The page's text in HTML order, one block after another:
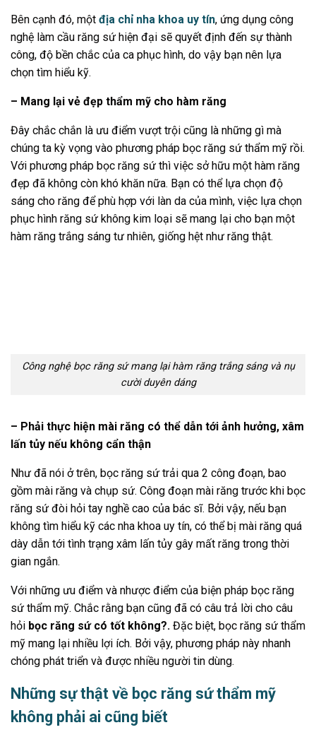
Bên cạnh đó, một địa chỉ nha khoa uy tín, ứng dụng công
nghệ làm cầu răng sứ hiện đại sẽ quyết định đến sự thành
công, độ bền chắc của ca phục hình, do vậy bạn nên lựa
chọn tìm hiểu kỹ.
– Mang lại vẻ đẹp thẩm mỹ cho hàm răng
Đây chắc chắn là ưu điểm vượt trội cũng là những gì mà
chúng ta kỳ vọng vào phương pháp bọc răng sứ thẩm mỹ rồi.
Với phương pháp bọc răng sứ thì việc sở hữu một hàm răng
đẹp đã không còn khó khăn nữa. Bạn có thể lựa chọn độ
sáng cho răng để phù hợp với làn da của mình, việc lựa chọn
phục hình răng sứ không kim loại sẽ mang lại cho bạn một
hàm răng trắng sáng tư nhiên, giống hệt như răng thật.
Công nghệ bọc răng sứ mang lại hàm răng trắng sáng và nụ
cười duyên dáng
– Phải thực hiện mài răng có thể dẫn tới ảnh hưởng, xâm
lấn tủy nếu không cẩn thận
Như đã nói ở trên, bọc răng sứ trải qua 2 công đoạn, bao
gồm mài răng và chụp sứ. Công đoạn mài răng trước khi bọc
răng sứ đòi hỏi tay nghề cao của bác sĩ. Bởi vậy, nếu bạn
không tìm hiểu kỹ các nha khoa uy tín, có thể bị mài răng quá
dày dẫn tới tình trạng xâm lấn tủy gây mất răng trong thời
gian ngắn.
Với những ưu điểm và nhược điểm của biện pháp bọc răng
sứ thẩm mỹ. Chắc rằng bạn cũng đã có câu trả lời cho câu
hỏi bọc răng sứ có tốt không?. Đặc biệt, bọc răng sứ thẩm
mỹ mang lại nhiều lợi ích. Bởi vậy, phương pháp này nhanh
chóng phát triển và được nhiều người tin dùng.
Những sự thật về bọc răng sứ thẩm mỹ
không phải ai cũng biết